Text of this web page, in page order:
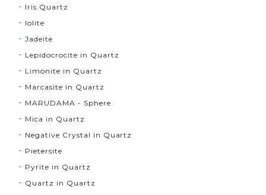
Iris Quartz
Iolite
Jadeite
Lepidocrocite in Quartz
Limonite in Quartz
Marcasite in Quartz
MARUDAMA - Sphere
Mica in Quartz
Negative Crystal in Quartz
Pietersite
Pyrite in Quartz
Quartz in Quartz